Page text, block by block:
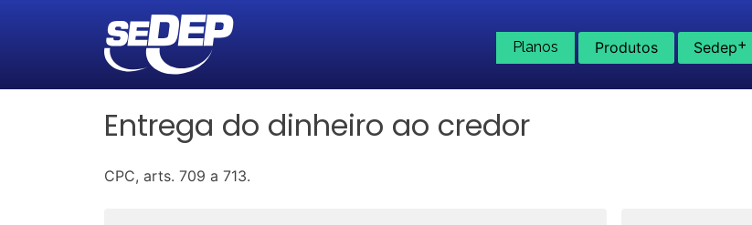
Planos Produtos Sedep+
Entrega do dinheiro ao credor
CPC, arts. 709 a 713.